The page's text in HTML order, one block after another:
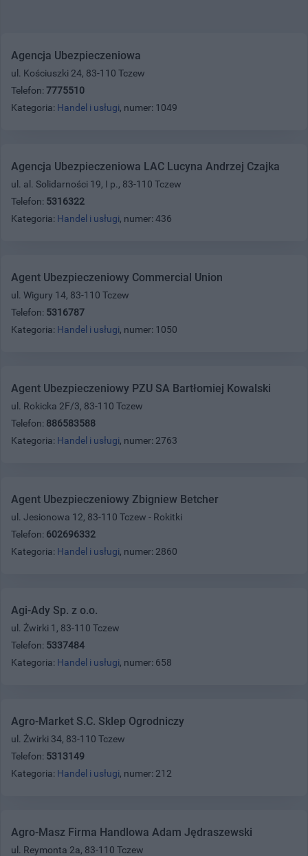
Agencja Ubezpieczeniowa
ul. Kościuszki 24, 83-110 Tczew
Telefon: 7775510
Kategoria: Handel i usługi, numer: 1049
Agencja Ubezpieczeniowa LAC Lucyna Andrzej Czajka
ul. al. Solidarności 19, I p., 83-110 Tczew
Telefon: 5316322
Kategoria: Handel i usługi, numer: 436
Agent Ubezpieczeniowy Commercial Union
ul. Wigury 14, 83-110 Tczew
Telefon: 5316787
Kategoria: Handel i usługi, numer: 1050
Agent Ubezpieczeniowy PZU SA Bartłomiej Kowalski
ul. Rokicka 2F/3, 83-110 Tczew
Telefon: 886583588
Kategoria: Handel i usługi, numer: 2763
Agent Ubezpieczeniowy Zbigniew Betcher
ul. Jesionowa 12, 83-110 Tczew - Rokitki
Telefon: 602696332
Kategoria: Handel i usługi, numer: 2860
Agi-Ady Sp. z o.o.
ul. Żwirki 1, 83-110 Tczew
Telefon: 5337484
Kategoria: Handel i usługi, numer: 658
Agro-Market S.C. Sklep Ogrodniczy
ul. Żwirki 34, 83-110 Tczew
Telefon: 5313149
Kategoria: Handel i usługi, numer: 212
Agro-Masz Firma Handlowa Adam Jędraszewski
ul. Reymonta 2a, 83-110 Tczew